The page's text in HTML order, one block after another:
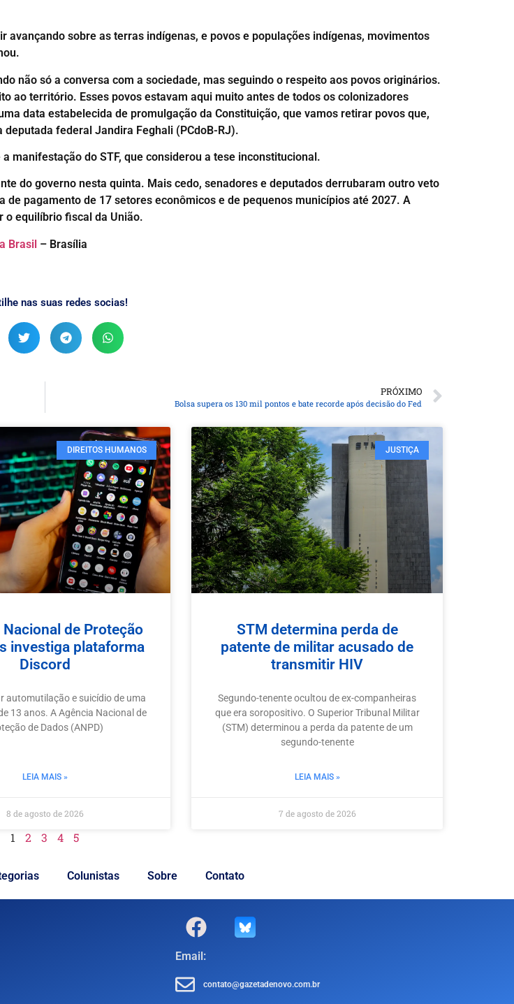
avançando sobre as terras indígenas, e povos e populações indígenas, movimentos
não só a conversa com a sociedade, mas seguindo o respeito aos povos originários.
ao território. Esses povos estavam aqui muito antes de todos os colonizadores
data estabelecida de promulgação da Constituição, que vamos retirar povos que,
federal Jandira Feghali (PCdoB-RJ).
manifestação do STF, que considerou a tese inconstitucional.
do governo nesta quinta. Mais cedo, senadores e deputados derrubaram outro veto
pagamento de 17 setores econômicos e de pequenos municípios até 2027. A
o equilíbrio fiscal da União.
Brasil – Brasília
nas suas redes socias!
PRÓXIMO
Bolsa supera os 130 mil pontos e bate recorde após decisão do Fed
DIREITOS HUMANOS
de Proteção
investiga plataforma
Discord
automutilação e suicídio de uma
13 anos. A Agência Nacional de
de Dados (ANPD)
LEIA MAIS »
8 de agosto de 2026
JUSTIÇA
STM determina perda de
patente de militar acusado de
transmitir HIV
Segundo-tenente ocultou de ex-companheiras
que era soropositivo. O Superior Tribunal Militar
(STM) determinou a perda da patente de um
segundo-tenente
LEIA MAIS »
7 de agosto de 2026
1 2 3 4 5
Colunistas Sobre Contato
Email:
contato@gazetadenovo.com.br